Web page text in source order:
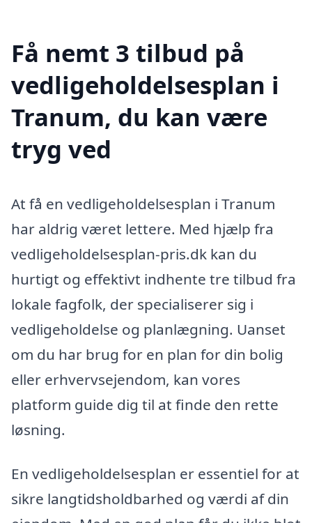
Få nemt 3 tilbud på
vedligeholdelsesplan i
Tranum, du kan være
tryg ved
At få en vedligeholdelsesplan i Tranum
har aldrig været lettere. Med hjælp fra
vedligeholdelsesplan-pris.dk kan du
hurtigt og effektivt indhente tre tilbud fra
lokale fagfolk, der specialiserer sig i
vedligeholdelse og planlægning. Uanset
om du har brug for en plan for din bolig
eller erhvervsejendom, kan vores
platform guide dig til at finde den rette
løsning.
En vedligeholdelsesplan er essentiel for at
sikre langtidsholdbarhed og værdi af din